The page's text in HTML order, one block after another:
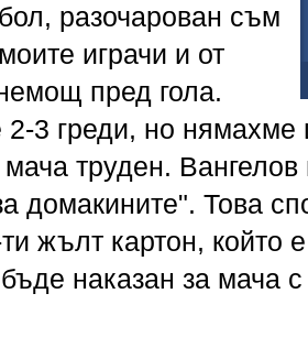
разочарован съм
играчи и от
пред гола.
3 греди, но нямахме
труден.
домакините". Това
жълт картон,
наказан за мача